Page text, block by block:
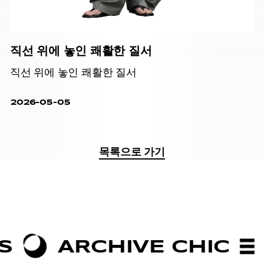
직선 위에 놓인 쾌활한 질서
직선 위에 놓인 쾌활한 질서
2026-05-05
목록으로 가기
CHIC